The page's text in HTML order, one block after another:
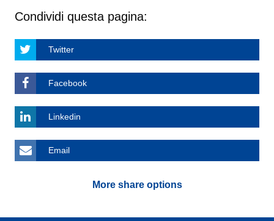
Condividi questa pagina:
Twitter
Facebook
Linkedin
Email
More share options